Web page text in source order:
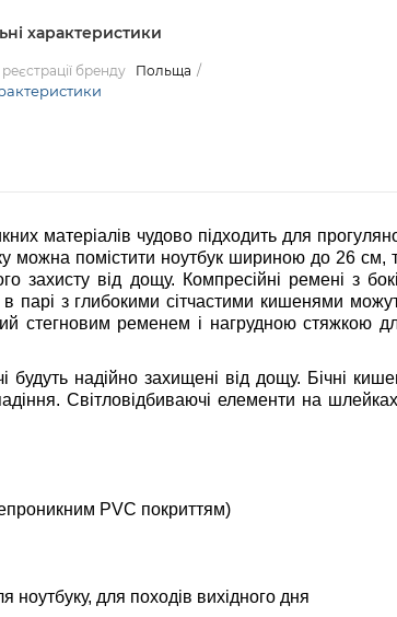
характеристики
бренду Польща
матеріалів чудово підходить для
можна помістити ноутбук шириною до 26 см,
захисту від дощу. Компресійні ремені з
парі з глибокими сітчастими кишенями
стегновим ременем і нагрудною стяжкою
надійно захищені від дощу. Бічні
Світловідбиваючі елементи на шлейках
PVC покриттям)
ноутбуку, для походів вихідного дня